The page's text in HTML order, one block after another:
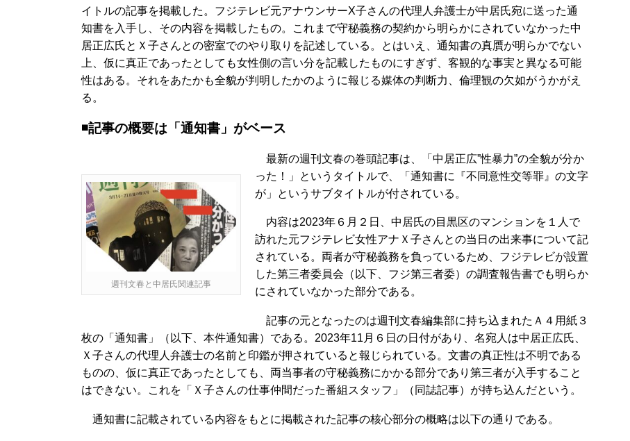
イトルの記事を掲載した。フジテレビ元アナウンサーX子さんの代理人弁護士が中居氏宛に送った通
知書を入手し、その内容を掲載したもの。これまで守秘義務の契約から明らかにされていなかった中
居正広氏とＸ子さんとの密室でのやり取りを記述している。とはいえ、通知書の真贋が明らかでない
上、仮に真正であったとしても女性側の言い分を記載したものにすぎず、客観的な事実と異なる可能
性はある。それをあたかも全貌が判明したかのように報じる媒体の判断力、倫理観の欠如がうかがえ
る。
◾️記事の概要は「通知書」がベース
週刊文春と中居氏関連記事
最新の週刊文春の巻頭記事は、「中居正広”性暴力”の全貌が分か
った！」というタイトルで、「通知書に『不同意性交等罪』の文字
が」というサブタイトルが付されている。
内容は2023年６月２日、中居氏の目黒区のマンションを１人で
訪れた元フジテレビ女性アナＸ子さんとの当日の出来事について記
されている。両者が守秘義務を負っているため、フジテレビが設置
した第三者委員会（以下、フジ第三者委）の調査報告書でも明らか
にされていなかった部分である。
記事の元となったのは週刊文春編集部に持ち込まれたＡ４用紙３
枚の「通知書」（以下、本件通知書）である。2023年11月６日の日付があり、名宛人は中居正広氏、
Ｘ子さんの代理人弁護士の名前と印鑑が押されていると報じられている。文書の真正性は不明である
ものの、仮に真正であったとしても、両当事者の守秘義務にかかる部分であり第三者が入手すること
はできない。これを「Ｘ子さんの仕事仲間だった番組スタッフ」（同誌記事）が持ち込んだという。
通知書に記載されている内容をもとに掲載された記事の核心部分の概略は以下の通りである。